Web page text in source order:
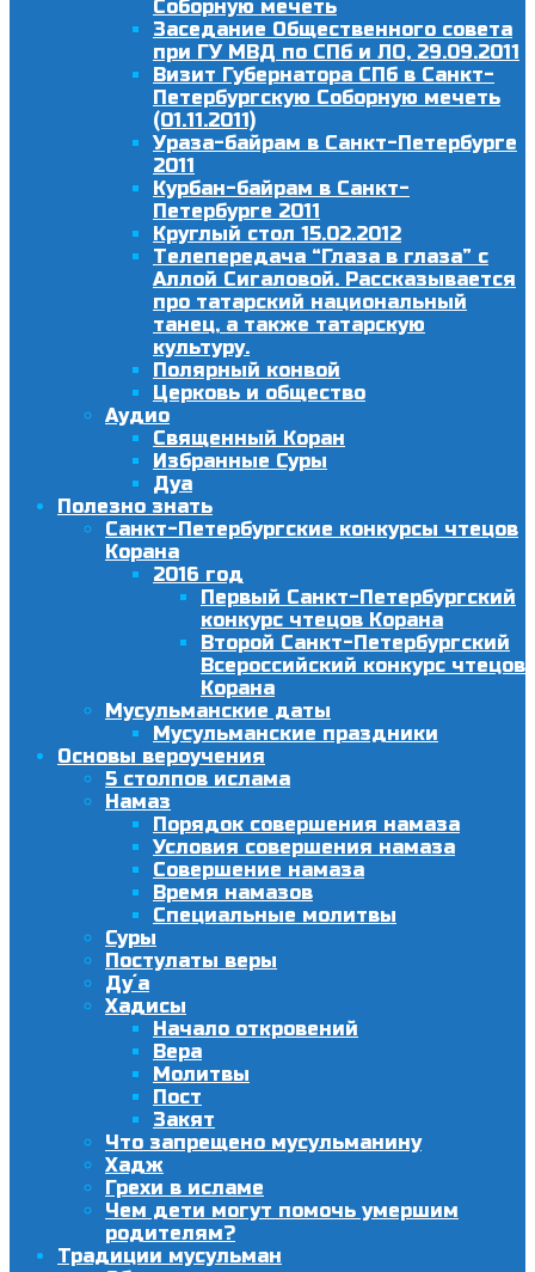
Соборную мечеть
Заседание Общественного совета
при ГУ МВД по СПб и ЛО, 29.09.2011
Визит Губернатора СПб в Санкт-
Петербургскую Соборную мечеть
(01.11.2011)
Ураза-байрам в Санкт-Петербурге
2011
Курбан-байрам в Санкт-
Петербурге 2011
Круглый стол 15.02.2012
Телепередача “Глаза в глаза” с
Аллой Сигаловой. Рассказывается
про татарский национальный
танец, а также татарскую
культуру.
Полярный конвой
Церковь и общество
Аудио
Священный Коран
Избранные Суры
Дуа
Полезно знать
Санкт-Петербургские конкурсы чтецов
Корана
2016 год
Первый Санкт-Петербургский
конкурс чтецов Корана
Второй Санкт-Петербургский
Всероссийский конкурс чтецов
Корана
Мусульманские даты
Мусульманские праздники
Основы вероучения
5 столпов ислама
Намаз
Порядок совершения намаза
Условия совершения намаза
Совершение намаза
Время намазов
Специальные молитвы
Суры
Постулаты веры
Ду´а
Хадисы
Начало откровений
Вера
Молитвы
Пост
Закят
Что запрещено мусульманину
Хадж
Грехи в исламе
Чем дети могут помочь умершим
родителям?
Традиции мусульман